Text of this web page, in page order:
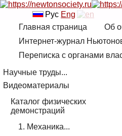
Рус Eng
Главная страница
Об
Интернет-журнал
Переписка с органами
Научные труды...
Видеоматериалы
Каталог физических
демонстраций
1. Механика...